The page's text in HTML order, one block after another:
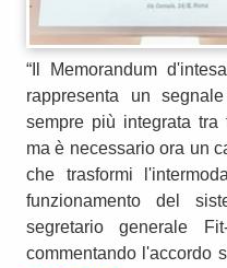
“Il Memorandum
rappresenta un
sempre più integrata tra
ma è necessario ora un
che trasformi
funzionamento del
segretario generale
commentando l'accordo